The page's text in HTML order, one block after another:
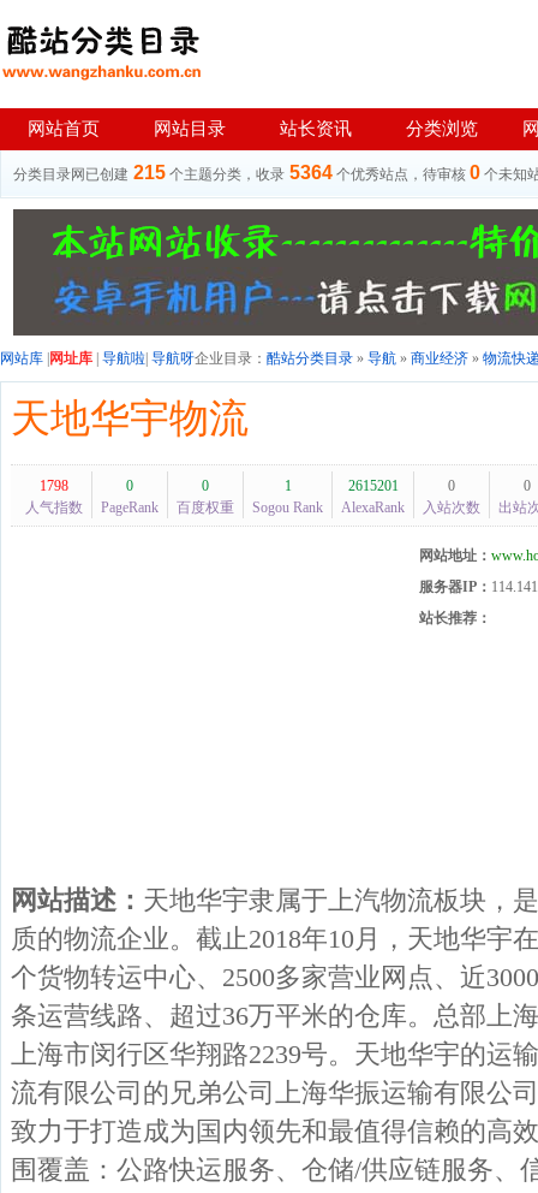
网站首页 网站目录 站长资讯 分类浏览
分类目录网已创建 215 个主题分类，收录 5364 个优秀站点，待审核 0 个未知
网站库 网址库 导航啦 导航呀企业目录： 酷站分类目录 » 导航 » 商业经济 » 物流快
天地华宇物流
1798
人气指数
0
PageRank
0
百度权重
1
Sogou Rank
2615201
AlexaRank
0
入站次数
0
出站
网站地址：
服务器IP：
站长推荐：
网站描述： 天地华宇隶属于上汽物流板块，
质的物流企业。截止2018年10月，天地华宇
个货物转运中心、2500多家营业网点、近
条运营线路、超过36万平米的仓库。总部上
上海市闵行区华翔路2239号。天地华宇的运
流有限公司的兄弟公司上海华振运输有限
致力于打造成为国内领先和最值得信赖的高
围覆盖：公路快运服务、仓储/供应链服务、